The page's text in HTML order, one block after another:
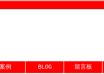
例 BLOG 留言板